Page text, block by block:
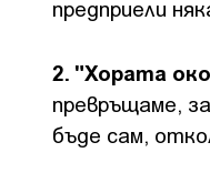
предприели
2. "Хората
превръщаме,
бъде сам,